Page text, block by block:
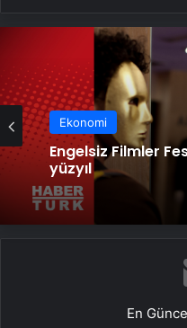
Ekonomi
Engelsiz Filmler
Ekonomi
Yeni Sergi: ‘Dualite’
En